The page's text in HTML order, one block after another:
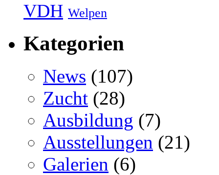
VDH Welpen
Kategorien
News (107)
Zucht (28)
Ausbildung (7)
Ausstellungen (21)
Galerien (6)